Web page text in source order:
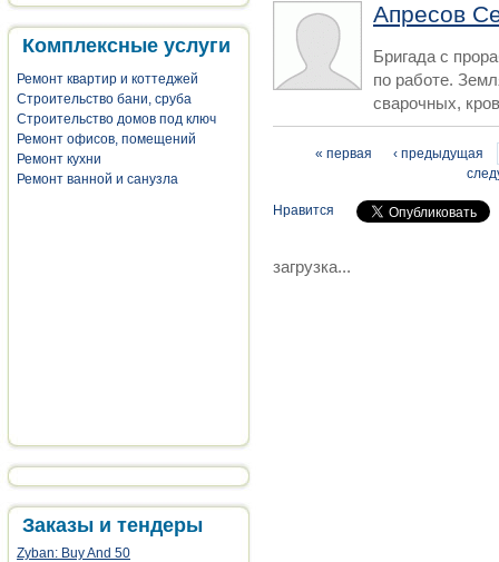
Комплексные услуги
Ремонт квартир и коттеджей
Строительство бани, сруба
Строительство домов под ключ
Ремонт офисов, помещений
Ремонт кухни
Ремонт ванной и санузла
Заказы и тендеры
Zyban: Buy And 50
Апресов
Бригада с
по работе.
сварочных,
Страницы
« первая
‹ предыдущая
Нравится
загрузка...